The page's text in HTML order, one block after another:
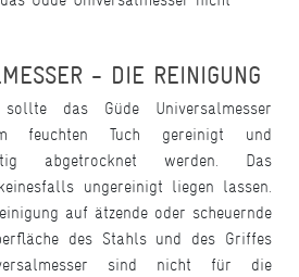
- DIE REINIGUNG
das Güde Universalmesser
feuchten Tuch gereinigt und
abgetrocknet werden. Das
ungereinigt liegen lassen.
auf ätzende oder scheuernde
des Stahls und des Griffes
sind nicht für die